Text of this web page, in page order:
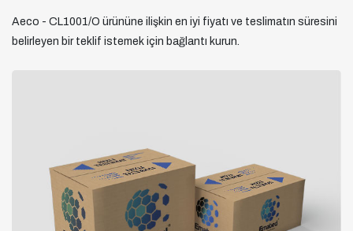
Aeco - CL1001/O ürününe ilişkin en iyi fiyatı ve teslimatın süresini
belirleyen bir teklif istemek için bağlantı kurun.